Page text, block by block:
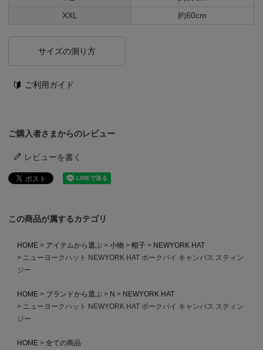
XXL
約60cm
サイズの測り方
ご利用ガイド
ご購入者さまからのレビュー
レビューを書く
この商品が属するカテゴリ
HOME アイテムから選ぶ 小物 帽子
NEWYORK HAT
ニューヨークハット NEWYORK HAT ポークパイ キャンバス スティン
ジー
HOME ブランドから選ぶ N
NEWYORK HAT
ニューヨークハット NEWYORK HAT ポークパイ キャンバス スティン
ジー
HOME
全ての商品